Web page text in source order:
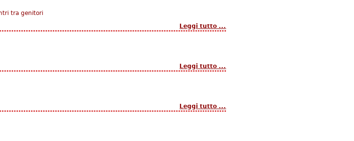
tra genitori
Leggi tutto ...
Leggi tutto ...
Leggi tutto ...